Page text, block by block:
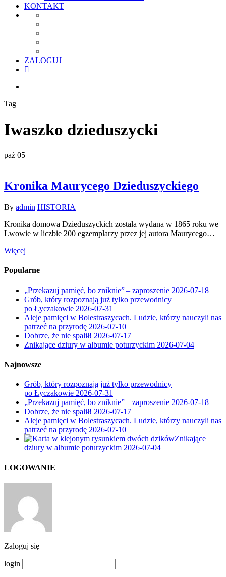
KONTAKT
ZALOGUJ
facebook
Tag
Iwaszko dzieduszycki
paź 05
Kronika Maurycego Dzieduszyckiego
By admin HISTORIA
Kronika domowa Dzieduszyckich została wydana w 1865 roku we
Lwowie w liczbie 200 egzemplarzy przez jej autora Maurycego…
Więcej
Popularne
„Przekazuj pamięć, bo zniknie” – zaproszenie 2026-07-18
Grób, który rozpoznają już tylko przewodnicy
po Łyczakowie 2026-07-31
Aleje pamięci w Bolestraszycach. Ludzie, którzy nauczyli nas
patrzeć na przyrodę 2026-07-10
Dobrze, że nie spalił! 2026-07-17
Znikające dziury w albumie poturzyckim 2026-07-04
Najnowsze
Grób, który rozpoznają już tylko przewodnicy
po Łyczakowie 2026-07-31
„Przekazuj pamięć, bo zniknie” – zaproszenie 2026-07-18
Dobrze, że nie spalił! 2026-07-17
Aleje pamięci w Bolestraszycach. Ludzie, którzy nauczyli nas
patrzeć na przyrodę 2026-07-10
Znikające
dziury w albumie poturzyckim 2026-07-04
LOGOWANIE
Zaloguj się
login